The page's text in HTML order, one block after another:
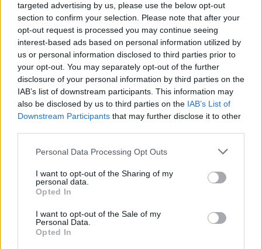
targeted advertising by us, please use the below opt-out
section to confirm your selection. Please note that after your
opt-out request is processed you may continue seeing
interest-based ads based on personal information utilized by
us or personal information disclosed to third parties prior to
your opt-out. You may separately opt-out of the further
disclosure of your personal information by third parties on the
IAB’s list of downstream participants. This information may
also be disclosed by us to third parties on the IAB’s List of
Downstream Participants that may further disclose it to other
Personal Data Processing Opt Outs
I want to opt-out of the Sharing of my
personal data.
Opted In
I want to opt-out of the Sale of my
Personal Data.
Opted In
SAGRE, FIERE E FESTE
12 Settembre 2026
Saronno presenta la notte bianca di
settembre, un evento per salutare
l’estate
Saronno